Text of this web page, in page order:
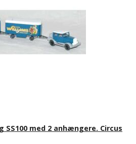
SS100 med 2 anhængere. Circus